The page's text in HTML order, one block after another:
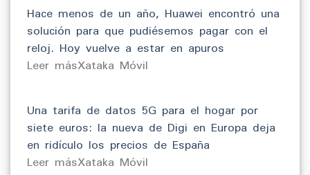
Hace menos de un año, Huawei encontró una
solución para que pudiésemos pagar con el
reloj. Hoy vuelve a estar en apuros
​Leer másXataka Móvil
Una tarifa de datos 5G para el hogar por
siete euros: la nueva de Digi en Europa deja
en ridículo los precios de España
​Leer másXataka Móvil